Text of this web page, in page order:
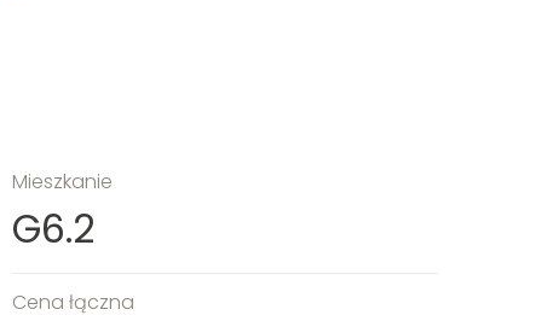
Mieszkanie
G6.2
Cena łączna